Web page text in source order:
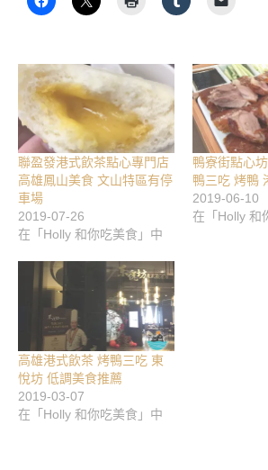
聯盈發港式飲茶點心專門店
高雄鳳山美食 文山特區有停
車場
2019-07-26
在「Holly 和你吃美食」中
鴨寮街點心
鴨三吃 烤鴨
2019-06-10
在「Holly 和
高雄港式飲茶 烤鴨三吃 東
悅坊 低調美食推薦
2019-03-07
在「Holly 和你吃美食」中